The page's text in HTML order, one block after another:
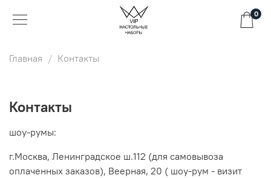
0
Главная Контакты
Контакты
шоу-румы:
г.Москва, Ленинградское ш.112 (для самовывоза
оплаченных заказов), Веерная, 20 ( шоу-рум - визит